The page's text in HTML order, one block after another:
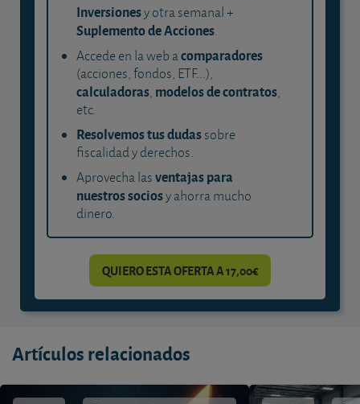
Inversionesy otra semanal +
Suplemento de Acciones.
Accede en la web acomparadores
(acciones, fondos, ETF...),
calculadoras, modelos de contratos,
etc.
Resolvemos tus dudassobre
fiscalidad y derechos.
Aprovecha lasventajas para
nuestros sociosy ahorra mucho
dinero.
QUIERO ESTA OFERTA A 17,00€
Artículos relacionados